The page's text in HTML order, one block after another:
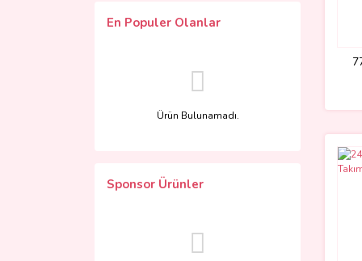
En Populer Olanlar
Ürün Bulunamadı.
Sponsor Ürünler